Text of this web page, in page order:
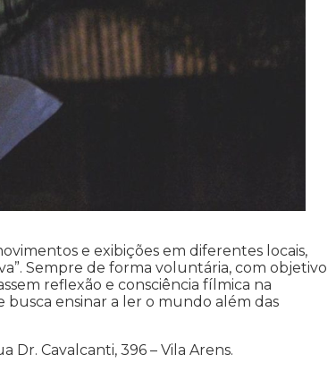
e exibições em diferentes locais,
Sempre de forma voluntária, com objetivo
reflexão e consciência fílmica na
ensinar a ler o mundo além das
Dr. Cavalcanti, 396 – Vila Arens.